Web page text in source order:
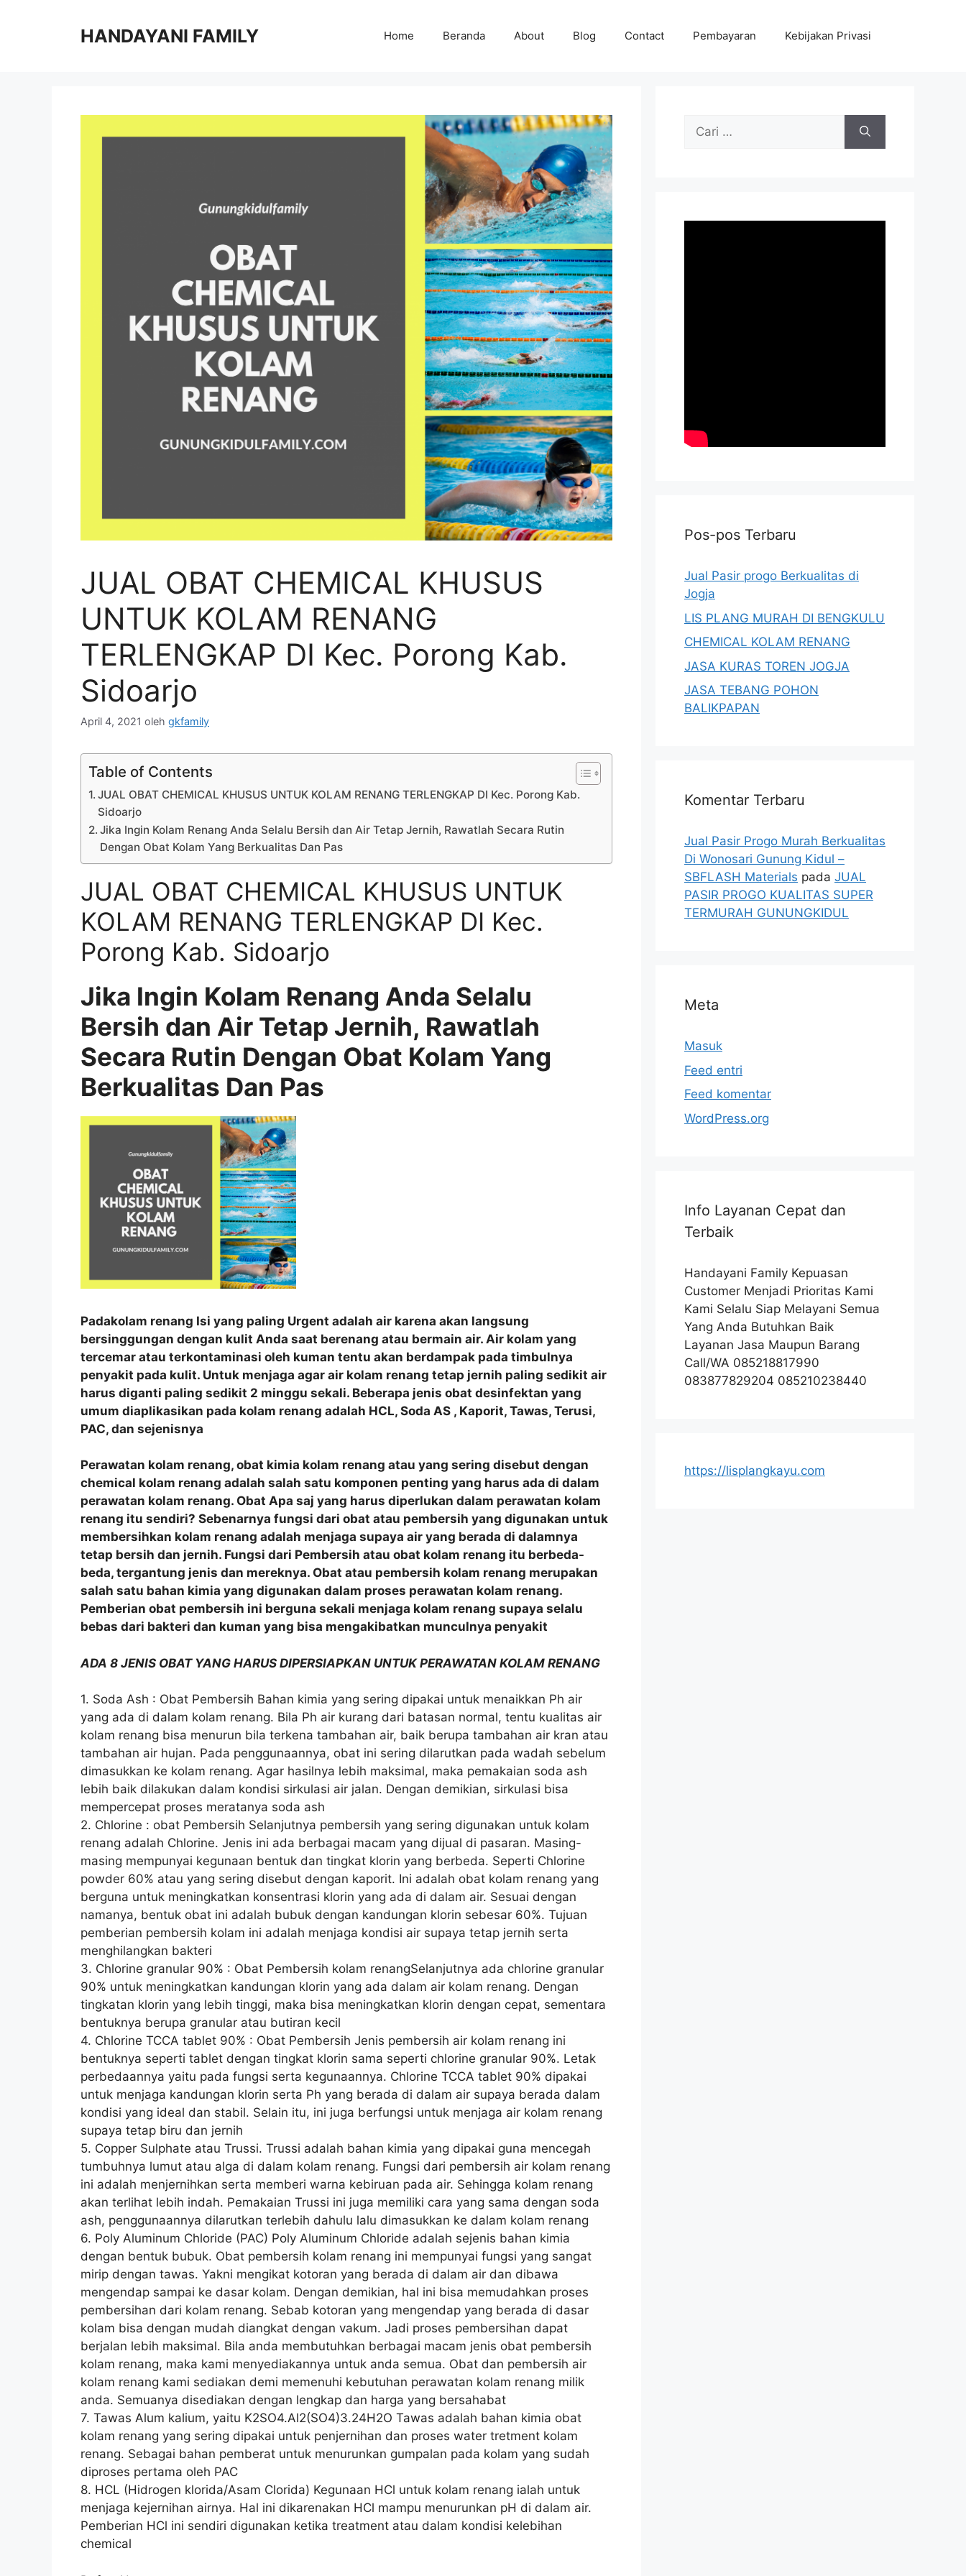
HANDAYANI FAMILY Home Beranda About Blog Contact Pembayaran Kebijakan Privasi
JUAL OBAT CHEMICAL KHUSUS
UNTUK KOLAM RENANG
TERLENGKAP DI Kec. Porong Kab.
Sidoarjo
April 4, 2021 oleh gkfamily
Table of Contents
JUAL OBAT CHEMICAL KHUSUS UNTUK KOLAM RENANG TERLENGKAP DI Kec. Porong Kab.
Sidoarjo
Jika Ingin Kolam Renang Anda Selalu Bersih dan Air Tetap Jernih, Rawatlah Secara Rutin
Dengan Obat Kolam Yang Berkualitas Dan Pas
JUAL OBAT CHEMICAL KHUSUS UNTUK
KOLAM RENANG TERLENGKAP DI Kec.
Porong Kab. Sidoarjo
Jika Ingin Kolam Renang Anda Selalu
Bersih dan Air Tetap Jernih, Rawatlah
Secara Rutin Dengan Obat Kolam Yang
Berkualitas Dan Pas
Padakolam renang Isi yang paling Urgent adalah air karena akan langsung
bersinggungan dengan kulit Anda saat berenang atau bermain air. Air kolam yang
tercemar atau terkontaminasi oleh kuman tentu akan berdampak pada timbulnya
penyakit pada kulit. Untuk menjaga agar air kolam renang tetap jernih paling sedikit air
harus diganti paling sedikit 2 minggu sekali. Beberapa jenis obat desinfektan yang
umum diaplikasikan pada kolam renang adalah HCL, Soda AS , Kaporit, Tawas, Terusi,
PAC, dan sejenisnya
Perawatan kolam renang, obat kimia kolam renang atau yang sering disebut dengan
chemical kolam renang adalah salah satu komponen penting yang harus ada di dalam
perawatan kolam renang. Obat Apa saj yang harus diperlukan dalam perawatan kolam
renang itu sendiri? Sebenarnya fungsi dari obat atau pembersih yang digunakan untuk
membersihkan kolam renang adalah menjaga supaya air yang berada di dalamnya
tetap bersih dan jernih. Fungsi dari Pembersih atau obat kolam renang itu berbeda-
beda, tergantung jenis dan mereknya. Obat atau pembersih kolam renang merupakan
salah satu bahan kimia yang digunakan dalam proses perawatan kolam renang.
Pemberian obat pembersih ini berguna sekali menjaga kolam renang supaya selalu
bebas dari bakteri dan kuman yang bisa mengakibatkan munculnya penyakit
ADA 8 JENIS OBAT YANG HARUS DIPERSIAPKAN UNTUK PERAWATAN KOLAM RENANG
1. Soda Ash : Obat Pembersih Bahan kimia yang sering dipakai untuk menaikkan Ph air
yang ada di dalam kolam renang. Bila Ph air kurang dari batasan normal, tentu kualitas air
kolam renang bisa menurun bila terkena tambahan air, baik berupa tambahan air kran atau
tambahan air hujan. Pada penggunaannya, obat ini sering dilarutkan pada wadah sebelum
dimasukkan ke kolam renang. Agar hasilnya lebih maksimal, maka pemakaian soda ash
lebih baik dilakukan dalam kondisi sirkulasi air jalan. Dengan demikian, sirkulasi bisa
mempercepat proses meratanya soda ash
2. Chlorine : obat Pembersih Selanjutnya pembersih yang sering digunakan untuk kolam
renang adalah Chlorine. Jenis ini ada berbagai macam yang dijual di pasaran. Masing-
masing mempunyai kegunaan bentuk dan tingkat klorin yang berbeda. Seperti Chlorine
powder 60% atau yang sering disebut dengan kaporit. Ini adalah obat kolam renang yang
berguna untuk meningkatkan konsentrasi klorin yang ada di dalam air. Sesuai dengan
namanya, bentuk obat ini adalah bubuk dengan kandungan klorin sebesar 60%. Tujuan
pemberian pembersih kolam ini adalah menjaga kondisi air supaya tetap jernih serta
menghilangkan bakteri
3. Chlorine granular 90% : Obat Pembersih kolam renangSelanjutnya ada chlorine granular
90% untuk meningkatkan kandungan klorin yang ada dalam air kolam renang. Dengan
tingkatan klorin yang lebih tinggi, maka bisa meningkatkan klorin dengan cepat, sementara
bentuknya berupa granular atau butiran kecil
4. Chlorine TCCA tablet 90% : Obat Pembersih Jenis pembersih air kolam renang ini
bentuknya seperti tablet dengan tingkat klorin sama seperti chlorine granular 90%. Letak
perbedaannya yaitu pada fungsi serta kegunaannya. Chlorine TCCA tablet 90% dipakai
untuk menjaga kandungan klorin serta Ph yang berada di dalam air supaya berada dalam
kondisi yang ideal dan stabil. Selain itu, ini juga berfungsi untuk menjaga air kolam renang
supaya tetap biru dan jernih
5. Copper Sulphate atau Trussi. Trussi adalah bahan kimia yang dipakai guna mencegah
tumbuhnya lumut atau alga di dalam kolam renang. Fungsi dari pembersih air kolam renang
ini adalah menjernihkan serta memberi warna kebiruan pada air. Sehingga kolam renang
akan terlihat lebih indah. Pemakaian Trussi ini juga memiliki cara yang sama dengan soda
ash, penggunaannya dilarutkan terlebih dahulu lalu dimasukkan ke dalam kolam renang
6. Poly Aluminum Chloride (PAC) Poly Aluminum Chloride adalah sejenis bahan kimia
dengan bentuk bubuk. Obat pembersih kolam renang ini mempunyai fungsi yang sangat
mirip dengan tawas. Yakni mengikat kotoran yang berada di dalam air dan dibawa
mengendap sampai ke dasar kolam. Dengan demikian, hal ini bisa memudahkan proses
pembersihan dari kolam renang. Sebab kotoran yang mengendap yang berada di dasar
kolam bisa dengan mudah diangkat dengan vakum. Jadi proses pembersihan dapat
berjalan lebih maksimal. Bila anda membutuhkan berbagai macam jenis obat pembersih
kolam renang, maka kami menyediakannya untuk anda semua. Obat dan pembersih air
kolam renang kami sediakan demi memenuhi kebutuhan perawatan kolam renang milik
anda. Semuanya disediakan dengan lengkap dan harga yang bersahabat
7. Tawas Alum kalium, yaitu K2SO4.Al2(SO4)3.24H2O Tawas adalah bahan kimia obat
kolam renang yang sering dipakai untuk penjernihan dan proses water tretment kolam
renang. Sebagai bahan pemberat untuk menurunkan gumpalan pada kolam yang sudah
diproses pertama oleh PAC
8. HCL (Hidrogen klorida/Asam Clorida) Kegunaan HCl untuk kolam renang ialah untuk
menjaga kejernihan airnya. Hal ini dikarenakan HCl mampu menurunkan pH di dalam air.
Pemberian HCl ini sendiri digunakan ketika treatment atau dalam kondisi kelebihan
chemical
Cari
Pos-pos Terbaru
Jual Pasir progo Berkualitas di
Jogja
LIS PLANG MURAH DI BENGKULU
CHEMICAL KOLAM RENANG
JASA KURAS TOREN JOGJA
JASA TEBANG POHON
BALIKPAPAN
Komentar Terbaru
Jual Pasir Progo Murah Berkualitas
Di Wonosari Gunung Kidul –
SBFLASH Materials pada JUAL
PASIR PROGO KUALITAS SUPER
TERMURAH GUNUNGKIDUL
Meta
Masuk
Feed entri
Feed komentar
WordPress.org
Info Layanan Cepat dan
Terbaik
Handayani Family Kepuasan
Customer Menjadi Prioritas Kami
Kami Selalu Siap Melayani Semua
Yang Anda Butuhkan Baik
Layanan Jasa Maupun Barang
Call/WA 085218817990
083877829204 085210238440
https://lisplangkayu.com